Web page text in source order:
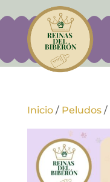
Inicio/ Peludos/